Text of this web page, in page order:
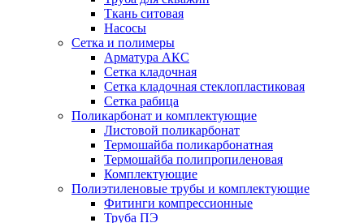
Ткань ситовая
Насосы
Сетка и полимеры
Арматура АКС
Сетка кладочная
Сетка кладочная стеклопластиковая
Сетка рабица
Поликарбонат и комплектующие
Листовой поликарбонат
Термошайба поликарбонатная
Термошайба полипропиленовая
Комплектующие
Полиэтиленовые трубы и комплектующие
Фитинги компрессионные
Труба ПЭ